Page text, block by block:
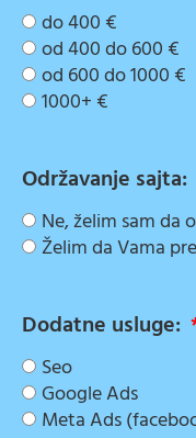
do 400 €
od 400 do 600 €
od 600 do 1000 €
1000+ €
Održavanje sajta:
Ne, želim sam da
Želim da Vama
Dodatne usluge:
Seo
Google Ads
Meta Ads